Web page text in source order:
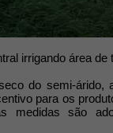
irrigando área de
do semi-árido,
para os
medidas são